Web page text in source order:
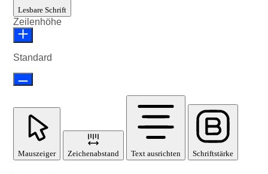
Lesbare Schrift
Zeilenhöhe
Standard
Mauszeiger Zeichenabstand Text ausrichten Schriftstärke